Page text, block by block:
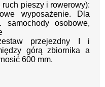
ruch pieszy i rowerowy):
wyposażenie.
Dla
samochody osobowe,
przejezdny
I i
górązbiornika a
600 mm.